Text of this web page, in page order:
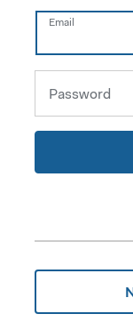
Email
Password